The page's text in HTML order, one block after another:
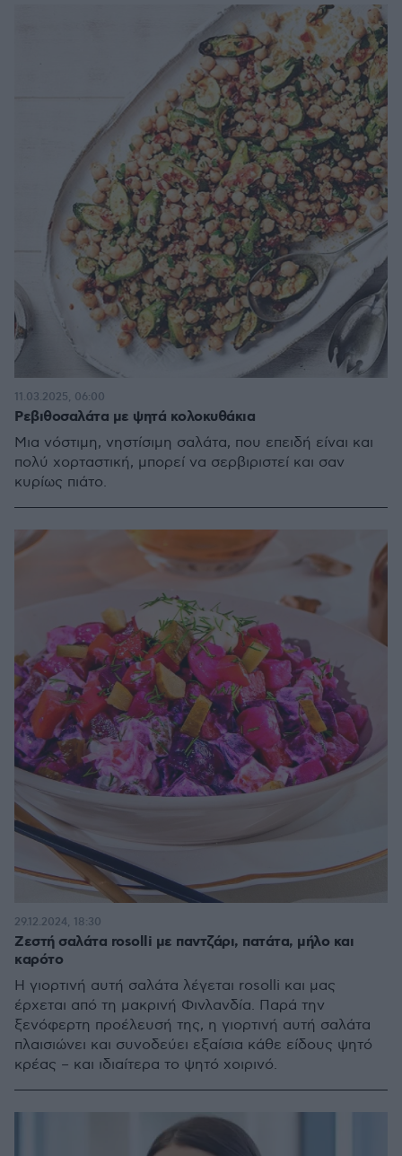
Ρεβιθοσαλάτα με ψητά κολοκυθάκια
Μια νόστιμη, νηστίσιμη σαλάτα, που επειδή είναι και
πολύ χορταστική, μπορεί να σερβιριστεί και σαν
κυρίως πιάτο.
11.03.2025, 06:00
Ζεστή σαλάτα rosolli με παντζάρι, πατάτα, μήλο και
καρότο
Η γιορτινή αυτή σαλάτα λέγεται rosolli και μας
έρχεται από τη μακρινή Φινλανδία. Παρά την
ξενόφερτη προέλευσή της, η γιορτινή αυτή σαλάτα
πλαισιώνει και συνοδεύει εξαίσια κάθε είδους ψητό
κρέας – και ιδιαίτερα το ψητό χοιρινό.
29.12.2024, 18:30